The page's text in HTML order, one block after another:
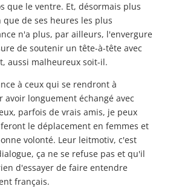
que le ventre. Et, désormais plus
de ses heures les plus
n'a plus, par ailleurs, l'envergure
de soutenir un tête-à-tête avec
aussi malheureux soit-il.
à ceux qui se rendront à
avoir longuement échangé avec
parfois de vrais amis, je peux
le déplacement en femmes et
volonté. Leur leitmotiv, c'est
ça ne se refuse pas et qu'il
d'essayer de faire entendre
français.